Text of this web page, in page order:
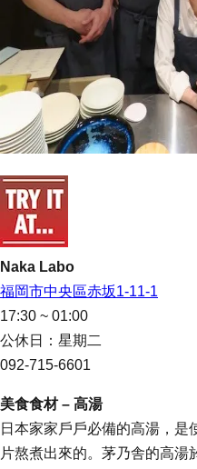
Naka Labo
福岡市中央區赤坂1-11-1
17:30 ~ 01:00
公休日：星期二
092-715-6601
美食食材 – 高湯
日本家家戶戶必備的高湯，是
片熬煮出來的。茅乃舎的高